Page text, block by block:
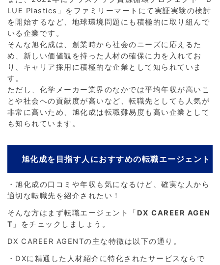
LUE Plastics」をファミリーマートにて実証実験の検討
を開始するなど、地球環境問題にも積極的に取り組んで
いる企業です。
そんな旭化成は、創業時から社会のニーズに応えるた
め、新しい価値観を持った人材の確保に力を入れてお
り、キャリア採用に積極的な企業として知られていま
す。
ただし、化学メーカー業界のなかでは平均年収が高いこ
とや社会への貢献度が高いなど、転職先としても人気が
非常に高いため、旭化成は転職難易度も高い企業として
も知られています。
旭化成を目指す人におすすめの転職エージェント
・旭化成の口コミや年収も気になるけど、確実な人から
適切な転職先を紹介されたい！
そんな方はまず転職エージェント「 DX CAREER AGEN
T 」をチェックしましょう。
DX CAREER AGENTの主な特徴は以下の通り。
・DXに精通した人材紹介に特化されたサービスならで